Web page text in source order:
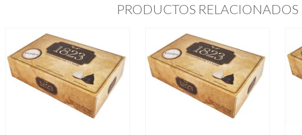
PRODUCTOS RELACIONADOS